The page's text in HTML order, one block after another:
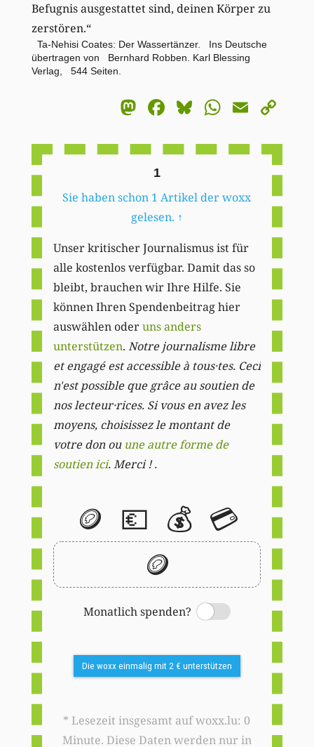
Befugnis ausgestattet sind, deinen Körper zu
zerstören.“
Ta-Nehisi Coates: Der Wassertänzer. Ins Deutsche
übertragen von Bernhard Robben. Karl Blessing
Verlag, 544 Seiten.
Mastodon
Facebook
BlueskyEmail
1
Sie haben schon 1 Artikel der woxx
gelesen. ↑
Unser kritischer Journalismus ist für
alle kostenlos verfügbar. Damit das so
bleibt, brauchen wir Ihre Hilfe. Sie
können Ihren Spendenbeitrag hier
auswählen oderuns anders
unterstützen. Notre journalisme libre
et engagé est accessible à tous·tes. Ceci
n'est possible que grâce au soutien de
nos lecteur·rices. Si vous en avez les
moyens, choisissez le montant de
votre don ou une autre forme de
soutien ici. Merci ! .
🪙 💶 💰 💳
🪙
Monatlich spenden?
Switch
Die woxx einmalig mit 2 € unterstützen
* Lesezeit insgesamt auf woxx.lu: 0
Minute. Diese Daten werden nur in